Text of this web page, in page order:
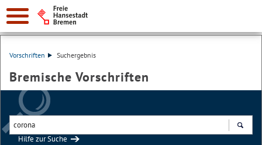
Vorschriften Suchergebnis
Bremische Vorschriften
Hilfe zur Suche